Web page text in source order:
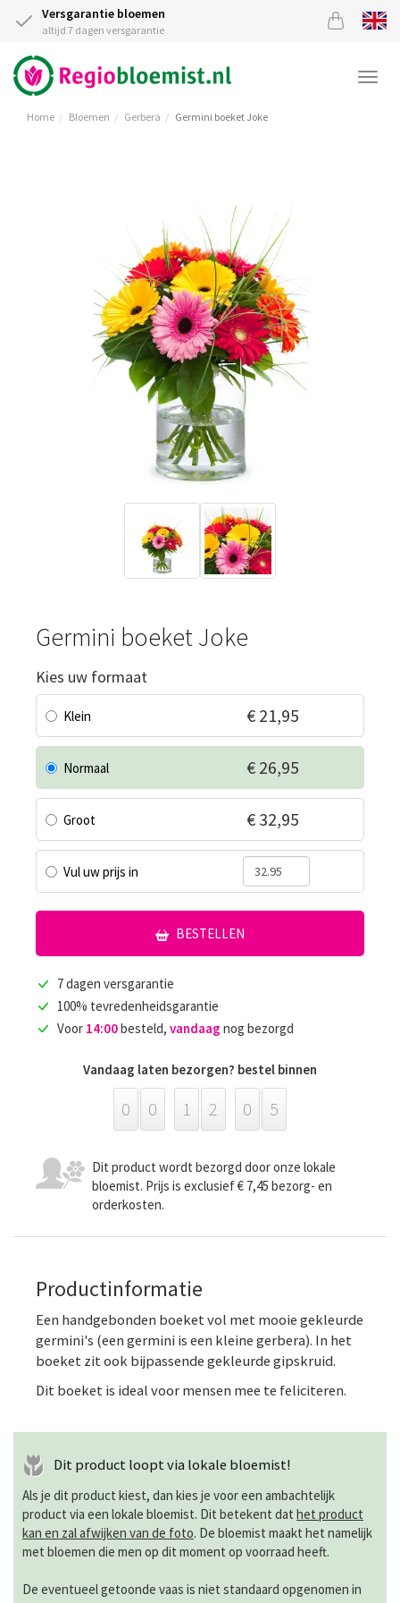
Versgarantie bloemen
altijd 7 dagen versgarantie
Home Bloemen Gerbera Germini boeket Joke
Germini boeket Joke
Kies uw formaat
Klein € 21,95
Normaal € 26,95
Groot € 32,95
Vul uw prijs in
BESTELLEN
7 dagen versgarantie
100% tevredenheidsgarantie
Voor 14:00besteld, vandaag nog bezorgd
Vandaag laten bezorgen? bestel binnen
0 0 1 2 0 5
Dit product wordt bezorgd door onze lokale
bloemist. Prijs is exclusief € 7,45 bezorg- en
orderkosten.
Productinformatie
Een handgebonden boeket vol met mooie gekleurde
germini's (een germini is een kleinegerbera). In het
boeket zit ook bijpassende gekleurde gipskruid.
Dit boeket is ideal voor mensen mee te feliciteren.
Dit product loopt via lokale bloemist!
Als je dit product kiest, dan kies je voor een ambachtelijk
product via een lokale bloemist. Dit betekent dat het product
kan en zal afwijken van de foto. De bloemist maakt het namelijk
met bloemen die men op dit moment op voorraad heeft.
De eventueel getoonde vaas is niet standaard opgenomen in